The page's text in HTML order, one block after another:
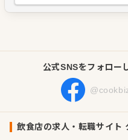
代表者 代表取締役社長 新
公式SNSをフォロー
飲食店の求人・転職サイト